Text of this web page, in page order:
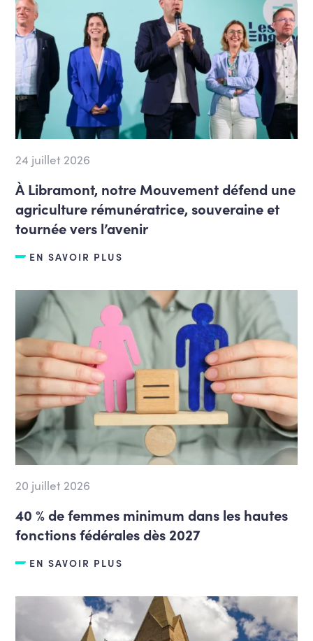
24 juillet 2026
À Libramont, notre Mouvement défend une
agriculture rémunératrice, souveraine et
tournée vers l’avenir
EN SAVOIR PLUS
20 juillet 2026
40 % de femmes minimum dans les hautes
fonctions fédérales dès 2027
EN SAVOIR PLUS